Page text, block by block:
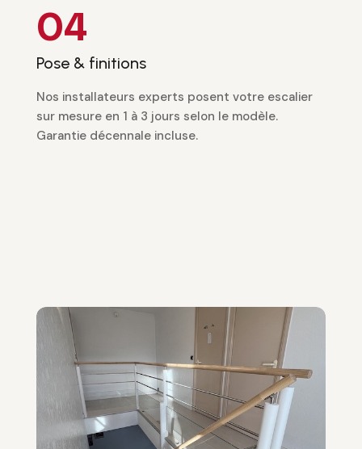
04
Pose & finitions
Nos installateurs experts posent votre escalier
sur mesure en 1 à 3 jours selon le modèle.
Garantie décennale incluse.